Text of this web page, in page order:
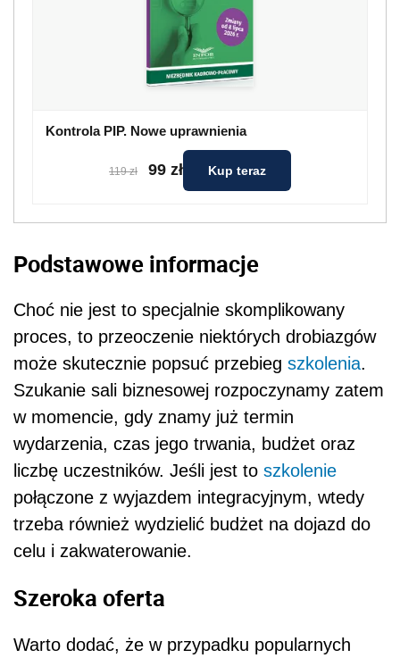
Kontrola PIP. Nowe uprawnienia
119 zł 99 zł Kup teraz
Podstawowe informacje
Choć nie jest to specjalnie skomplikowany
proces, to przeoczenie niektórych drobiazgów
może skutecznie popsuć przebieg szkolenia.
Szukanie sali biznesowej rozpoczynamy zatem
w momencie, gdy znamy już termin
wydarzenia, czas jego trwania, budżet oraz
liczbę uczestników. Jeśli jest to szkolenie
połączone z wyjazdem integracyjnym, wtedy
trzeba również wydzielić budżet na dojazd do
celu i zakwaterowanie.
Szeroka oferta
Warto dodać, że w przypadku popularnych